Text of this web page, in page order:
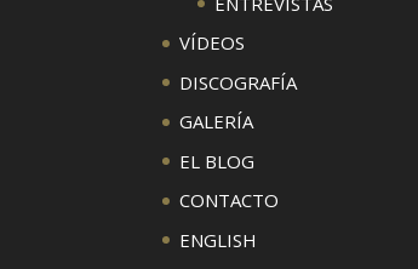
VÍDEOS
DISCOGRAFÍA
GALERÍA
EL BLOG
CONTACTO
ENGLISH